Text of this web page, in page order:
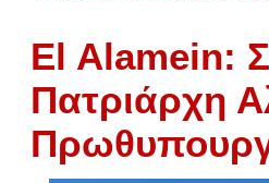
El Alamein:
Πατριάρχη